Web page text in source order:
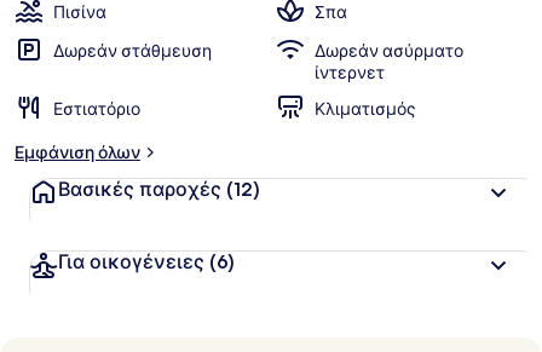
Πισίνα
Σπα
Δωρεάν στάθμευση
Δωρεάν ασύρματο
ίντερνετ
Εστιατόριο
Κλιματισμός
Εμφάνιση όλων
Βασικές παροχές (12)
Για οικογένειες (6)